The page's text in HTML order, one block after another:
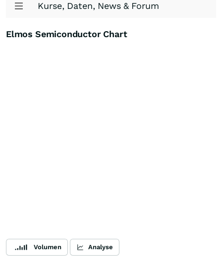
Kurse, Daten, News & Forum
Elmos Semiconductor Chart
Volumen Analyse